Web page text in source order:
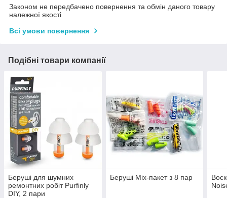
Законом не передбачено повернення та обмін даного товару
належної якості
Всі умови повернення
Подібні товари компанії
Беруші для шумних
ремонтних робіт Purfinly
DIY, 2 пари
Беруші Mix-пакет з 8 пар